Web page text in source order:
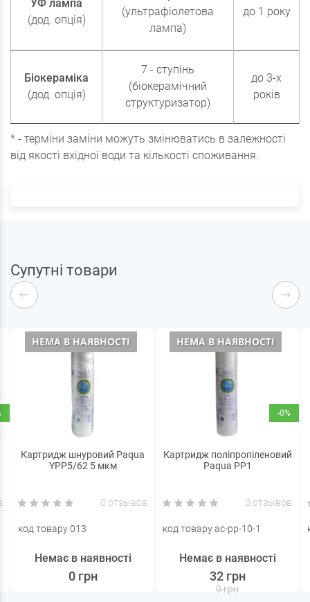
УФ лампа
(дод. опція)
(ультрафіолетова
лампа)
до 1 року
Біокераміка
(дод. опція)
7 - ступінь
(біокерамічний
структуризатор)
до 3-х
років
* - терміни заміни можуть змінюватись в залежності
від якості вхідної води та кількості споживання.
Супутні товари
НЕМА В НАЯВНОСТІ
Картридж шнуровий Paqua
YPP5/62 5 мкм
0 отзывов
код товару 013
0 грн
Немає в наявності
-0%
НЕМА В НАЯВНОСТІ
Картридж поліпропіленовий
Paqua PР1
0 отзывов
код товару ac-pp-10-1
0 грн
32 грн
Немає в наявності